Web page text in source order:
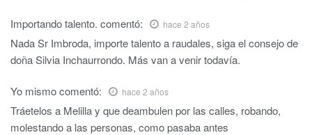
Importando talento. comentó: hace 2 años
Nada Sr Imbroda, importe talento a raudales, siga el consejo de
doña Silvia Inchaurrondo. Más van a venir todavía.
Yo mismocomentó: hace 2 años
Tráetelos a Melilla y que deambulen por las calles, robando,
molestando a las personas, como pasaba antes